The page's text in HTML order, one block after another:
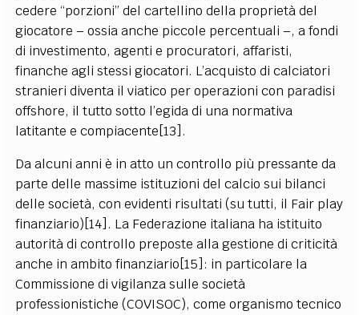
cedere “porzioni” del cartellino della proprietà del
giocatore – ossia anche piccole percentuali –, a fondi
di investimento, agenti e procuratori, affaristi,
finanche agli stessi giocatori. L’acquisto di calciatori
stranieri diventa il viatico per operazioni con paradisi
offshore, il tutto sotto l’egida di una normativa
latitante e compiacente[13].
Da alcuni anni è in atto un controllo più pressante da
parte delle massime istituzioni del calcio sui bilanci
delle società, con evidenti risultati (su tutti, il Fair play
finanziario)[14]. La Federazione italiana ha istituito
autorità di controllo preposte alla gestione di criticità
anche in ambito finanziario[15]: in particolare la
Commissione di vigilanza sulle società
professionistiche (COVISOC), come organismo tecnico